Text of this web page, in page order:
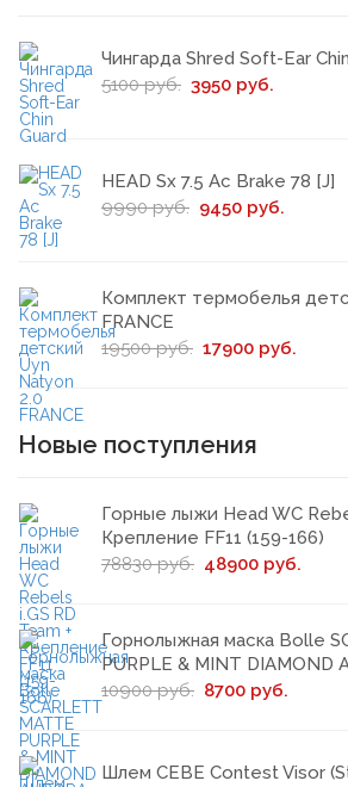
Чингарда Shred Soft-Ear
5100 руб. 3950 руб.
HEAD Sx 7.5 Ac Brake 78 [J]
9990 руб. 9450 руб.
Комплект термобелья
FRANCE
19500 руб. 17900 руб.
Новые поступления
Горные лыжи Head WС
Крепление FF11 (159-166)
78830 руб. 48900 руб.
Горнолыжная маска Bolle
PURPLE & MINT DIAMOND
10900 руб. 8700 руб.
Шлем CEBE Contest Visor